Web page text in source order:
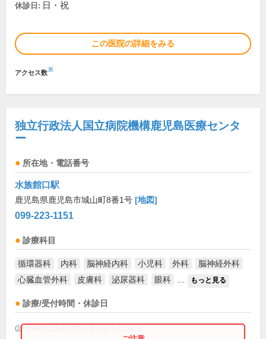
休診日: 日・祝
この医院の詳細をみる
アクセス数※
独立行政法人国立病院機構鹿児島医療センタ
ー
所在地・電話番号
水族館口駅
鹿児島県鹿児島市城山町8番1号 [地図]
099-223-1151
診療科目
循環器科 内科 脳神経内科 小児科 外科
脳神経外科
心臓血管外科
皮膚科 泌尿器科 眼科 もっと見る
診療/受付時間・休診日
(診療時間は直接お問い合わせください)